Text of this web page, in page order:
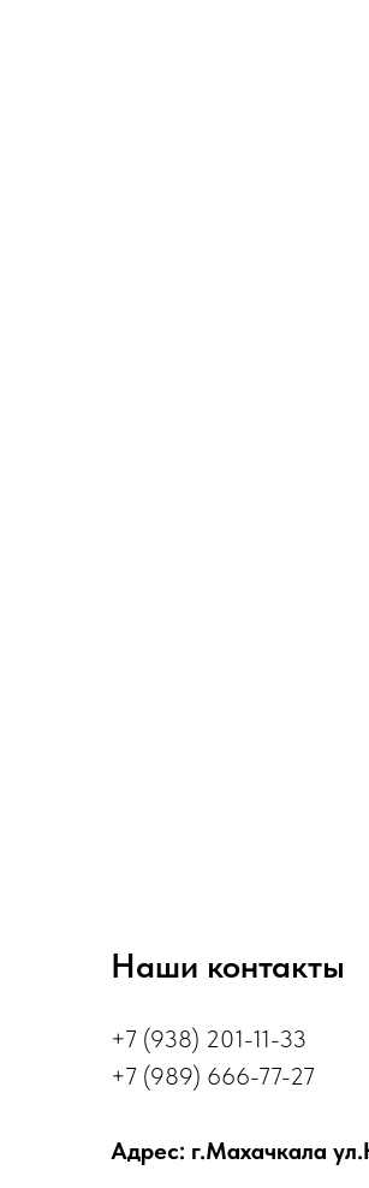
Наши контакты
+7 (938) 201-11-33
+7 (989) 666-77-27
Адрес: г.Махачкала